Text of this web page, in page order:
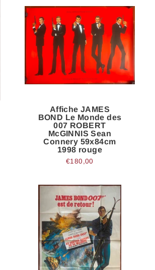
Affiche JAMES
BOND Le Monde des
007 ROBERT
McGINNIS Sean
Connery 59x84cm
1998 rouge
€180,00